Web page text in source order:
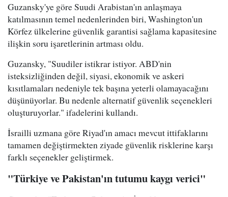
Guzansky'ye göre Suudi Arabistan'ın anlaşmaya
katılmasının temel nedenlerinden biri, Washington'un
Körfez ülkelerine güvenlik garantisi sağlama kapasitesine
ilişkin soru işaretlerinin artması oldu.
Guzansky, "Suudiler istikrar istiyor. ABD'nin
isteksizliğinden değil, siyasi, ekonomik ve askeri
kısıtlamaları nedeniyle tek başına yeterli olamayacağını
düşünüyorlar. Bu nedenle alternatif güvenlik seçenekleri
oluşturuyorlar." ifadelerini kullandı.
İsrailli uzmana göre Riyad'ın amacı mevcut ittifaklarını
tamamen değiştirmekten ziyade güvenlik risklerine karşı
farklı seçenekler geliştirmek.
"Türkiye ve Pakistan'ın tutumu kaygı verici"